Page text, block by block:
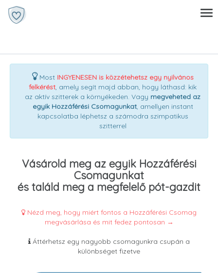
Most INGYENESEN is közzétehetsz egy nyilvános
felkérést, amely segít majd abban, hogy láthasd: kik
az aktív szitterek a környékeden. Vagy megveheted az
egyik Hozzáférési Csomagunkat, amellyen instant
kapcsolatba léphetsz a számodra szimpatikus
szitterrel
Vásárold meg az egyik Hozzáférési
Csomagunkat
és találd meg a megfelelő pót-gazdit
Nézd meg, hogy miért fontos a Hozzáférési Csomag
megvásárlása és mit fedez pontosan →
Áttérhetsz egy nagyobb csomagunkra csupán a
különbséget fizetve